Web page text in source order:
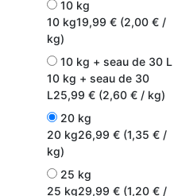
10 kg
10 kg19,99 € (2,00 € /
kg)
10 kg + seau de 30 L
10 kg + seau de 30
L25,99 € (2,60 € / kg)
20 kg
20 kg26,99 € (1,35 € /
kg)
25 kg
25 kg29,99 € (1,20 € /